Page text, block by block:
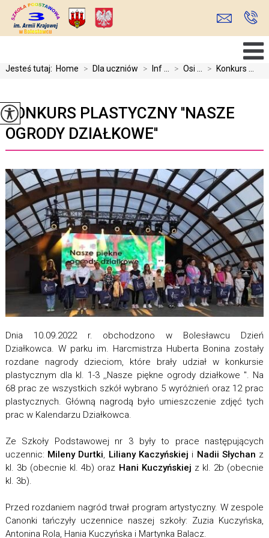
Jesteś tutaj: Home > Dla uczniów > Inf ... > Osi ... > Konkurs ...
KONKURS PLASTYCZNY ''NASZE
OGRODY DZIAŁKOWE''
Dnia 10.09.2022 r. obchodzono w Bolesławcu Dzień
Działkowca. W parku im. Harcmistrza Huberta Bonina zostały
rozdane nagrody dzieciom, które brały udział w konkursie
plastycznym dla kl. 1-3 ,,Nasze piękne ogrody działkowe ". Na
68 prac ze wszystkich szkół wybrano 5 wyróżnień oraz 12 prac
plastycznych. Główną nagrodą było umieszczenie zdjęć tych
prac w Kalendarzu Działkowca.
Ze Szkoły Podstawowej nr 3 były to prace następujących
uczennic: Mileny Durtki, Liliany Kaczyńskiej i Nadii Słychan z
kl. 3b (obecnie kl. 4b) oraz Hani Kuczyńskiej z kl. 2b (obecnie
kl. 3b).
Przed rozdaniem nagród trwał program artystyczny. W zespole
Canonki tańczyły uczennice naszej szkoły: Zuzia Kuczyńska,
Antonina Rola, Hania Kuczyńska i Martynka Balacz.